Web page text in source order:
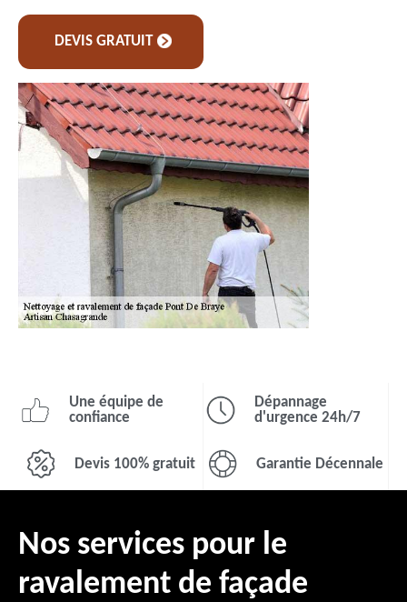
DEVIS GRATUIT
Une équipe de
confiance
Dépannage
d'urgence 24h/7
Devis 100% gratuit Garantie Décennale
Nos services pour le
ravalement de façade